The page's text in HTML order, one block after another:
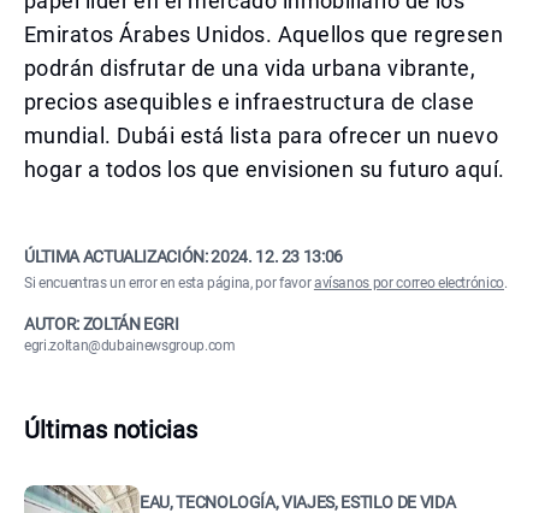
Emiratos Árabes Unidos. Aquellos que regresen
podrán disfrutar de una vida urbana vibrante,
precios asequibles e infraestructura de clase
mundial. Dubái está lista para ofrecer un nuevo
hogar a todos los que envisionen su futuro aquí.
ÚLTIMA ACTUALIZACIÓN:2024. 12. 23 13:06
Si encuentras un error en esta página, por favoravísanos por correo electrónico.
AUTOR: ZOLTÁN EGRI
egri.zoltan@dubainewsgroup.com
Últimas noticias
EAU, TECNOLOGÍA, VIAJES, ESTILO DE VIDA